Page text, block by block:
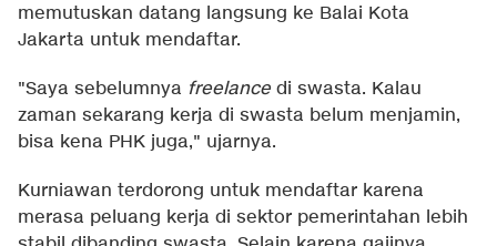
memutuskan datang langsung ke Balai Kota
Jakarta untuk mendaftar.
"Saya sebelumnya freelance di swasta. Kalau
zaman sekarang kerja di swasta belum menjamin,
bisa kena PHK juga," ujarnya.
Kurniawan terdorong untuk mendaftar karena
merasa peluang kerja di sektor pemerintahan lebih